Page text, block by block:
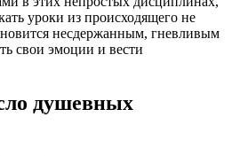
уроки из происходящего не
несдержанным, гневливым
свои эмоции и вести
душевных